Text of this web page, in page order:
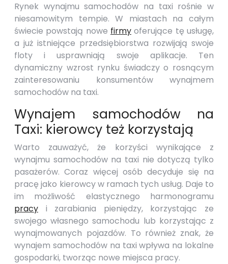
Rynek wynajmu samochodów na taxi rośnie w
niesamowitym tempie. W miastach na całym
świecie powstają nowe firmy oferujące tę usługę,
a już istniejące przedsiębiorstwa rozwijają swoje
floty i usprawniają swoje aplikacje. Ten
dynamiczny wzrost rynku świadczy o rosnącym
zainteresowaniu konsumentów wynajmem
samochodów na taxi.
Wynajem samochodów na
Taxi: kierowcy też korzystają
Warto zauważyć, że korzyści wynikające z
wynajmu samochodów na taxi nie dotyczą tylko
pasażerów. Coraz więcej osób decyduje się na
pracę jako kierowcy w ramach tych usług. Daje to
im możliwość elastycznego harmonogramu
pracy i zarabiania pieniędzy, korzystając ze
swojego własnego samochodu lub korzystając z
wynajmowanych pojazdów. To również znak, że
wynajem samochodów na taxi wpływa na lokalne
gospodarki, tworząc nowe miejsca pracy.